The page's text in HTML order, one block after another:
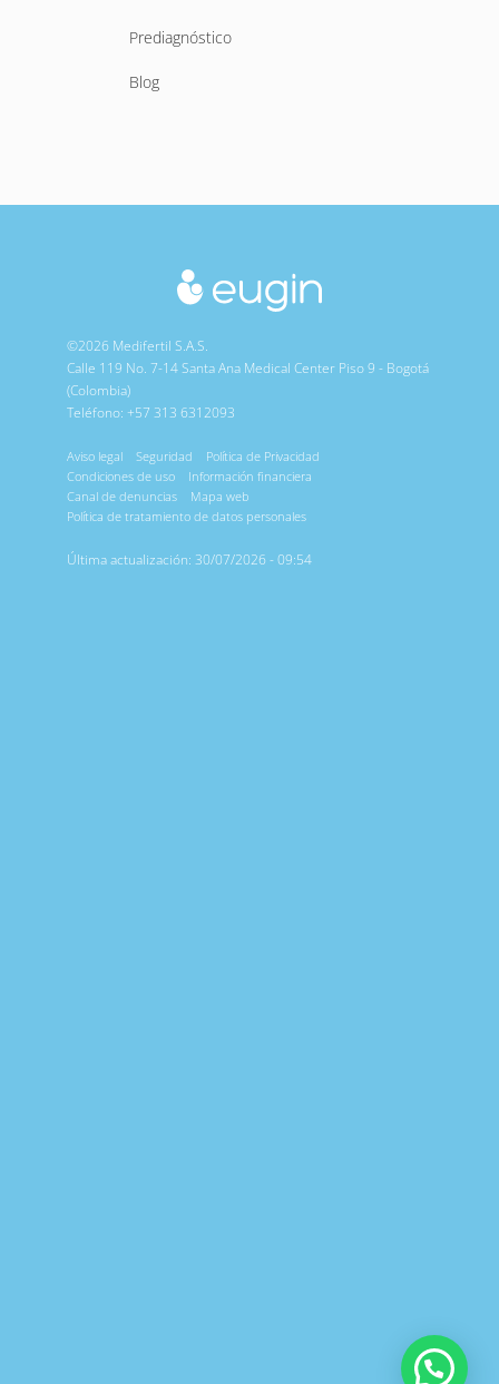
Prediagnóstico
Blog
©2026 Medifertil S.A.S.
Calle 119 No. 7-14 Santa Ana Medical Center Piso 9 - Bogotá
(Colombia)
Teléfono: +57 313 6312093
Aviso legal Seguridad
Política de Privacidad
Condiciones de uso
Información financiera
Canal de denuncias
Mapa web
Política de tratamiento de datos personales
Última actualización: 30/07/2026 - 09:54